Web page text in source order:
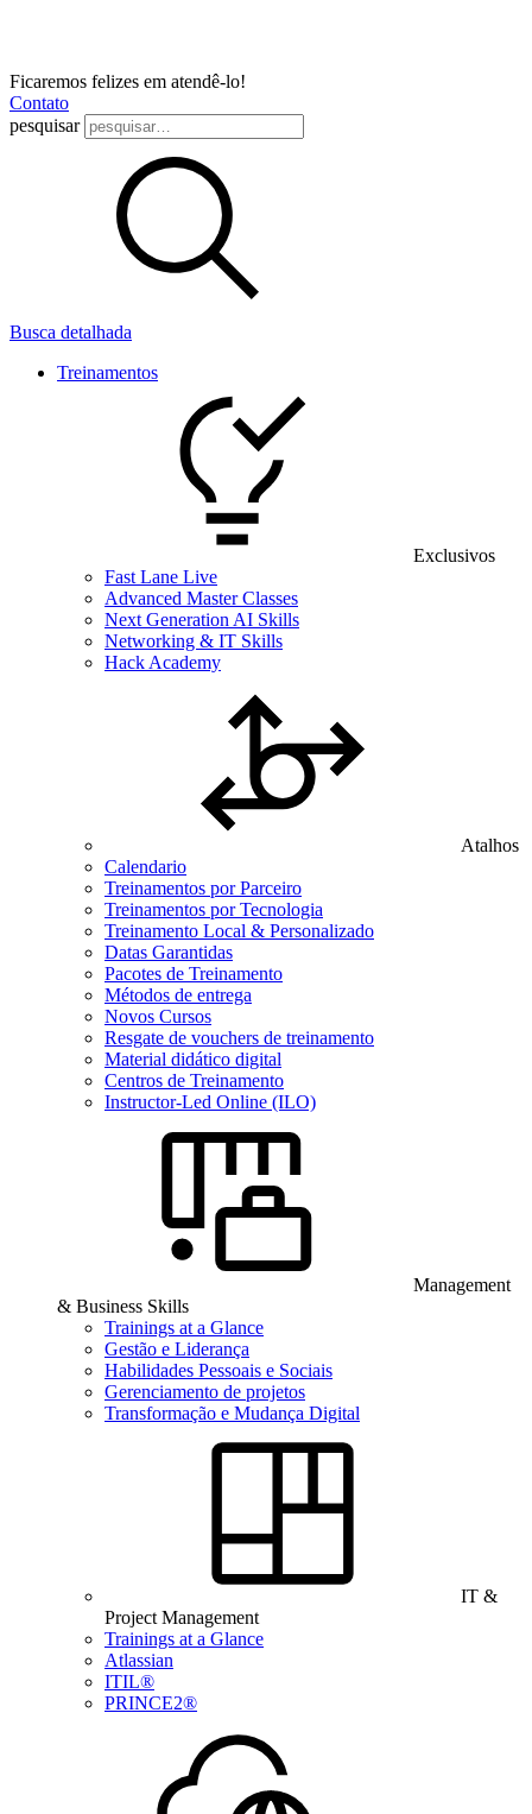
Ficaremos felizes em atendê-lo!
Contato
pesquisar
Busca detalhada
Treinamentos
Exclusivos
Fast Lane Live
Advanced Master Classes
Next Generation AI Skills
Networking & IT Skills
Hack Academy
Atalhos
Calendario
Treinamentos por Parceiro
Treinamentos por Tecnologia
Treinamento Local & Personalizado
Datas Garantidas
Pacotes de Treinamento
Métodos de entrega
Novos Cursos
Resgate de vouchers de treinamento
Material didático digital
Centros de Treinamento
Instructor-Led Online (ILO)
Management
& Business Skills
Trainings at a Glance
Gestão e Liderança
Habilidades Pessoais e Sociais
Gerenciamento de projetos
Transformação e Mudança Digital
IT &
Project Management
Trainings at a Glance
Atlassian
ITIL®
PRINCE2®